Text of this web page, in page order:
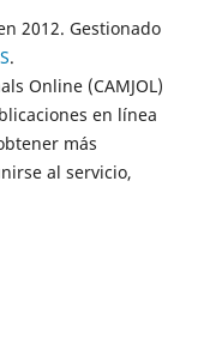
2012. Gestionado
.
Online (CAMJOL)
en línea
más
al servicio,